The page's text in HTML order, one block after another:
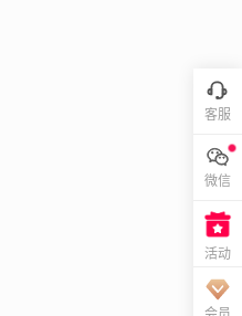
客服
微信
活动